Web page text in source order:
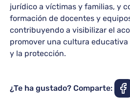
jurídico a víctimas y familias, y
formación de docentes y
contribuyendo a visibilizar el
promover una cultura educativa
y la protección.
¿Te ha gustado? Comparte: